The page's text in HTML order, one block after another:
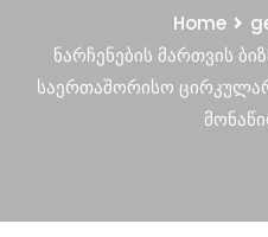
Home
ნარჩენების მართვის
საერთაშორისო